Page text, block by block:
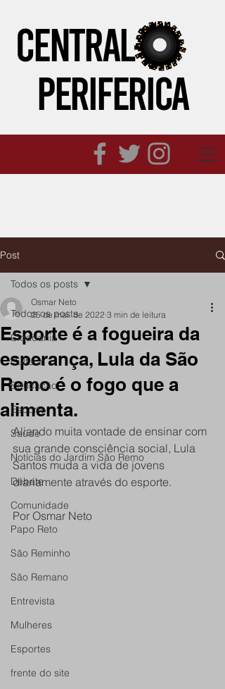
CENTRAL
PERIFeRICA
Post
Todos os posts
Cidadania
Cultura
Educação
Esporte
Saúde
Notícias do Jardim São Remo
Debate
Comunidade
Papo Reto
São Reminho
São Remano
Entrevista
Mulheres
Esportes
frente do site
Todos os posts
Esporte é a fogueira da
esperança, Lula da São
Remo é o fogo que a
alimenta.
Osmar Neto
25 de mai. de 2022 3 min de leitura
Aliando muita vontade de ensinar com
sua grande consciência social, Lula
Santos muda a vida de jovens
diariamente através do esporte.
Por Osmar Neto